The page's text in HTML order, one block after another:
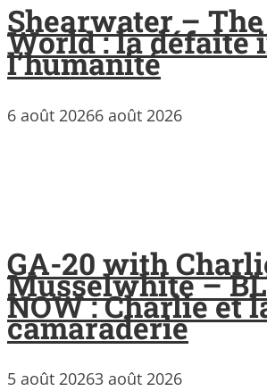
Shearwater –
World : la défaite
l’humanité
6 août 20266 août 2026
GA-20 with
Musselwhite –
NOW : Charlie et
camaraderie
5 août 20263 août 2026